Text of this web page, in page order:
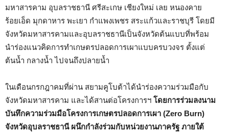
มหาสารคาม อุบลราชธานี ศรีสะเกษ เชียงใหม่ เลย หนองคาย
ร้อยเอ็ด มุกดาหาร พะเยา กำแพงเพชร สระแก้วและราชบุรี โดยมี
จังหวัดมหาสารคามและอุบลราชธานีเป็นจังหวัดต้นแบบที่พร้อม
นำร่องแนวคิดการทำเกษตรปลอดการเผาแบบครบวงจร ตั้งแต่
ต้นน้ำ กลางน้ำ ไปจนถึงปลายน้ำ
ในเดือนกรกฎาคมที่ผ่าน สยามคูโบต้าได้นำร่องความร่วมมือกับ
จังหวัดมหาสารคาม และได้สานต่อโครงการฯ โดยการร่วมลงนาม
บันทึกความร่วมมือโครงการเกษตรปลอดการเผา (Zero Burn)
จังหวัดอุบลราชธานี ผนึกกำลังร่วมกับหน่วยงานภาครัฐ ภายใต้